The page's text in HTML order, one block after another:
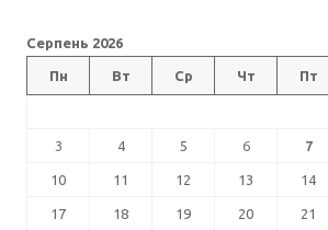
Серпень 2026
Пн Вт Ср Чт Пт
3 4 5 6 7
10 11 12 13 14
17 18 19 20 21